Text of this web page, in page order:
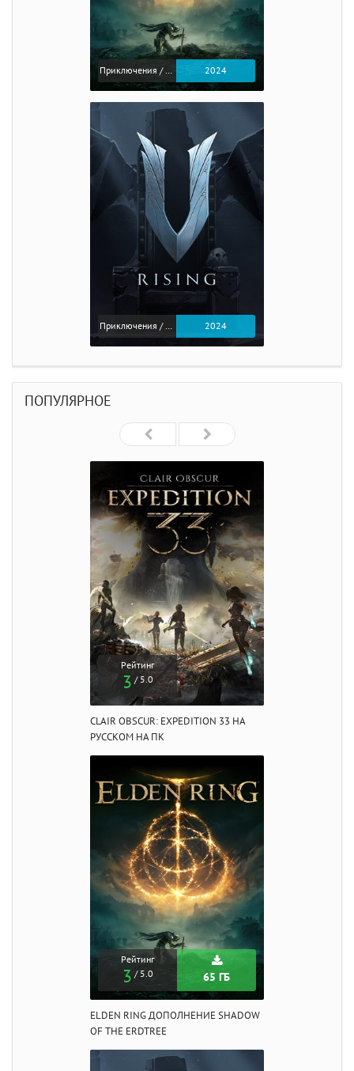
Приключения / Экшен / Ролевые 2024
Приключения / Экшен 2024
ПОПУЛЯРНОЕ
Рейтинг
3 / 5.0
CLAIR OBSCUR: EXPEDITION 33 НА
РУССКОМ НА ПК
Рейтинг
3 / 5.0 65 ГБ
ELDEN RING ДОПОЛНЕНИЕ SHADOW
OF THE ERDTREE